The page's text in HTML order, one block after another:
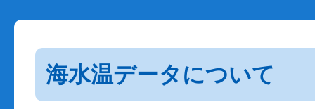
海水温データについて